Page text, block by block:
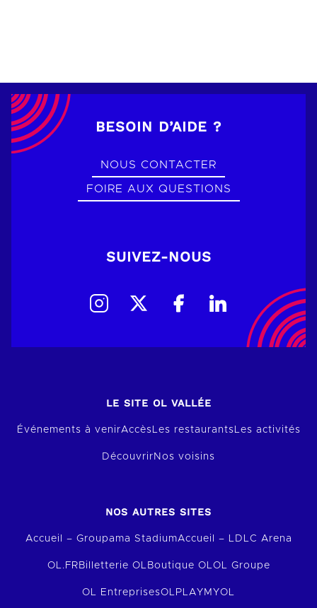
BESOIN D’AIDE ?
NOUS CONTACTER
FOIRE AUX QUESTIONS
SUIVEZ-NOUS
LE SITE OL VALLÉE
Événements à venirAccès Les restaurants Les activités
Découvrir Nos voisins
NOS AUTRES SITES
Accueil – Groupama StadiumAccueil – LDLC Arena
OL.FR Billetterie OL Boutique OL OL Groupe
OL EntreprisesOLPLAY MYOL